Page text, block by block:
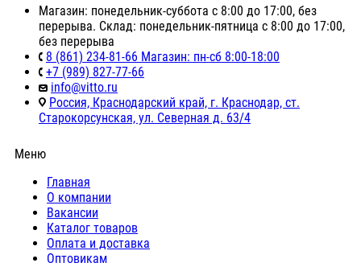
Магазин: понедельник-суббота с 8:00 до 17:00, без
перерыва. Склад: понедельник-пятница с 8:00 до 17:00,
без перерыва
8 (861) 234-81-66 Магазин: пн-сб 8:00-18:00
+7 (989) 827-77-66
info@vitto.ru
Россия, Краснодарский край, г. Краснодар, ст.
Старокорсунская, ул. Северная д. 63/4
Меню
Главная
О компании
Вакансии
Каталог товаров
Оплата и доставка
Оптовикам